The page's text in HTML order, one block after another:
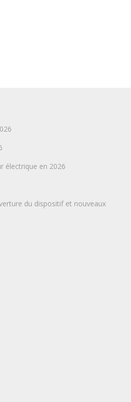
électrique en 2026
du dispositif et nouveaux